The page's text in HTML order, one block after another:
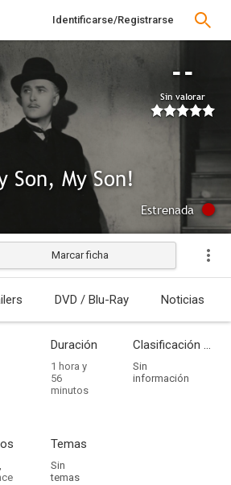
Identificarse/Registrarse
--
Sin valorar
Son, My Son!
Estrenada
Marcar ficha
DVD / Blu-Ray Noticias
Duración
1 hora y
56
minutos
Clasificación por edades
Sin
información
,
Temas
Sin
temas